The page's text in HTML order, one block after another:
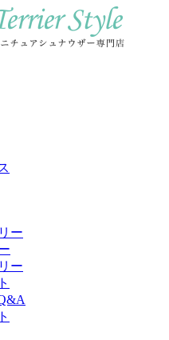
ー
ー